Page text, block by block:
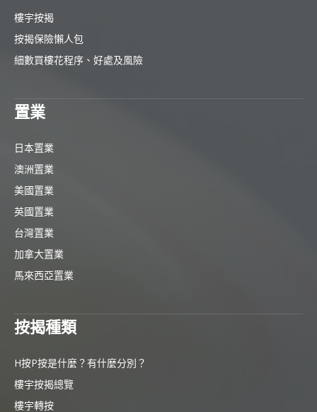
樓宇按揭
按揭保險懶人包
細數買樓花程序、好處及風險
置業
日本置業
澳洲置業
美國置業
英國置業
台灣置業
加拿大置業
馬來西亞置業
按揭種類
H按P按是什麼？有什麼分別？
樓宇按揭總覽
樓宇轉按